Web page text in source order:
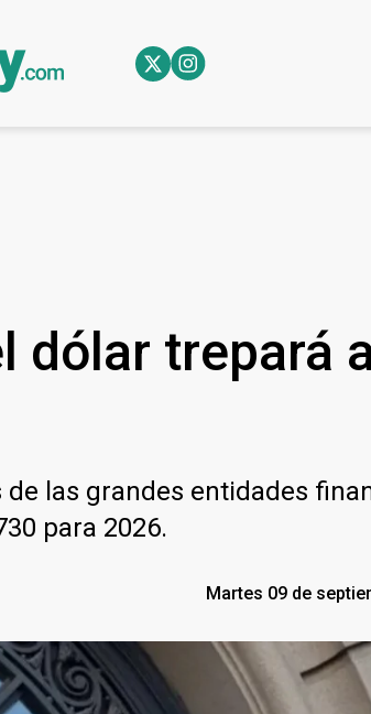
dólar trepará
las grandes entidades
para 2026.
Martes 09 de